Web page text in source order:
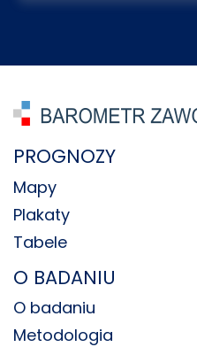
PROGNOZY
Mapy
Plakaty
Tabele
O BADANIU
O badaniu
Metodologia